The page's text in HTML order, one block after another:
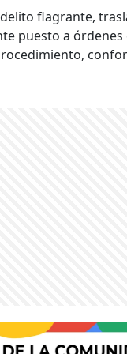
flagrante,
puesto a